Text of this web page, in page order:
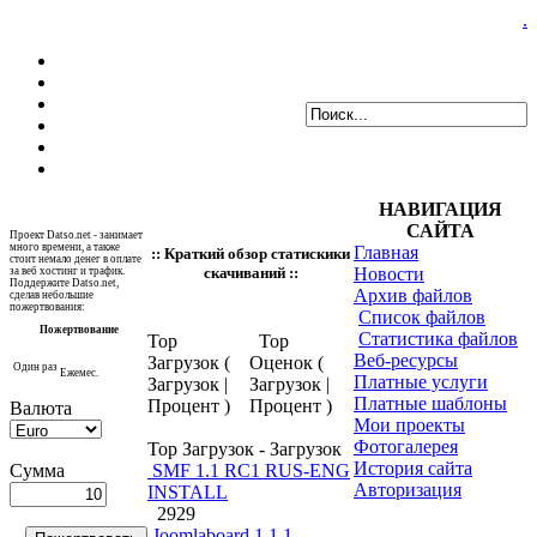
.
Проект Datso.net - занимает
много времени, а также
стоит немало денег в оплате
за веб хостинг и трафик.
Поддержите Datso.net,
сделав небольшие
пожертвования:
Пожертвование
Один раз Ежемес.
Валюта
Сумма
:: Краткий обзор статискики
скачиваний ::
Top
Загрузок (
Загрузок |
Процент )
Тор
Оценок (
Загрузок |
Процент )
Top Загрузок - Загрузок
SMF 1.1 RC1 RUS-ENG
INSTALL
2929
НАВИГАЦИЯ
САЙТА
Главная
Новости
Архив файлов
Список файлов
Статистика файлов
Веб-ресурсы
Платные услуги
Платные шаблоны
Мои проекты
Фотогалерея
История сайта
Авторизация